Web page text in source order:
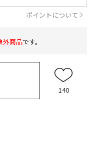
ポイントについて
外商品です。
140